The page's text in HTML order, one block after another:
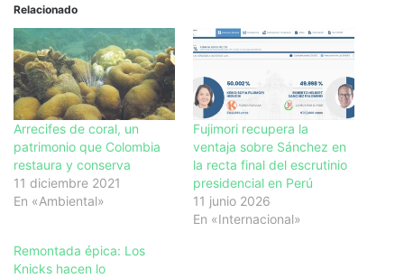
Relacionado
Arrecifes de coral, un
patrimonio que Colombia
restaura y conserva
11 diciembre 2021
En «Ambiental»
Fujimori recupera la
ventaja sobre Sánchez en
la recta final del escrutinio
presidencial en Perú
11 junio 2026
En «Internacional»
Remontada épica: Los
Knicks hacen lo